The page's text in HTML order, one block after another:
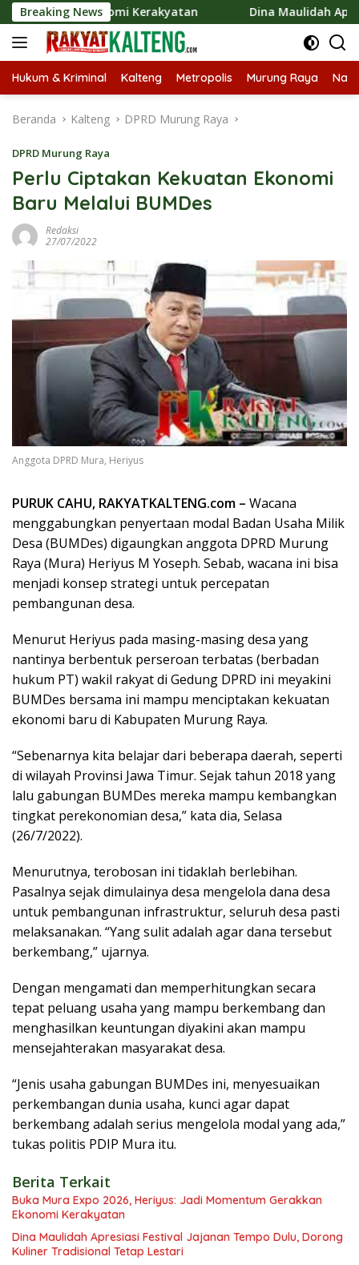
Langsung
ke
konten
Breaking News
Ekonomi Kerakyatan Dina Maulidah Apresiasi
Hukum & Kriminal Kalteng Metropolis Murung Raya
Beranda Kalteng DPRD Murung Raya
DPRD Murung Raya
Perlu Ciptakan Kekuatan Ekonomi
Baru Melalui BUMDes
Redaksi
27/07/2022
Anggota DPRD Mura, Heriyus
PURUK CAHU, RAKYATKALTENG.com – Wacana
menggabungkan penyertaan modal Badan Usaha Milik
Desa (BUMDes) digaungkan anggota DPRD Murung
Raya (Mura) Heriyus M Yoseph. Sebab, wacana ini bisa
menjadi konsep strategi untuk percepatan
pembangunan desa.
Menurut Heriyus pada masing-masing desa yang
nantinya berbentuk perseroan terbatas (berbadan
hukum PT) wakil rakyat di Gedung DPRD ini meyakini
BUMDes bersama ini mampu menciptakan kekuatan
ekonomi baru di Kabupaten Murung Raya.
“Sebenarnya kita belajar dari beberapa daerah, seperti
di wilayah Provinsi Jawa Timur. Sejak tahun 2018 yang
lalu gabungan BUMDes mereka mampu kembangkan
tingkat perekonomian desa,” kata dia, Selasa
(26/7/2022).
Menurutnya, terobosan ini tidaklah berlebihan.
Pasalnya sejak dimulainya desa mengelola dana desa
untuk pembangunan infrastruktur, seluruh desa pasti
melaksanakan. “Yang sulit adalah agar dana tersebut
berkembang,” ujarnya.
Dengan mengamati dan memperhitungkan secara
tepat peluang usaha yang mampu berkembang dan
menghasilkan keuntungan diyakini akan mampu
mensejahterakan masyarakat desa.
“Jenis usaha gabungan BUMDes ini, menyesuaikan
perkembangan dunia usaha, kunci agar dapat
berkembang adalah serius mengelola modal yang ada,”
tukas politis PDIP Mura itu.
Berita Terkait
Buka Mura Expo 2026, Heriyus: Jadi Momentum Gerakkan
Ekonomi Kerakyatan
Dina Maulidah Apresiasi Festival Jajanan Tempo Dulu, Dorong
Kuliner Tradisional Tetap Lestari